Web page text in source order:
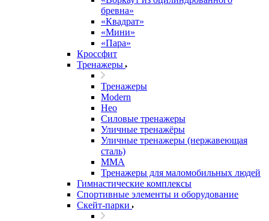
бревна»
«Квадрат»
«Мини»
«Пара»
Кроссфит
Тренажеры
Тренажеры
Modern
Нео
Силовые тренажеры
Уличные тренажёры
Уличные тренажеры (нержавеющая
сталь)
ММА
Тренажеры для маломобильных людей
Гимнастические комплексы
Спортивные элементы и оборудование
Скейт-парки